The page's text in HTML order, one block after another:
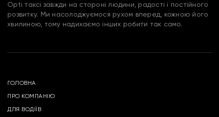
Opti таксі завжди на стороні людини, радості і постійного
розвитку. Ми насолоджуємося рухом вперед, кожною його
хвилиною, тому надихаємо інших робити так само.
ГОЛОВНА
ПРО КОМПАНІЮ
ДЛЯ ВОДІЇВ